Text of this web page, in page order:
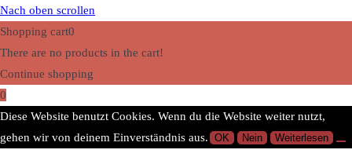
Nach oben scrollen
Shopping cart0
There are no products in the cart!
Continue shopping
0
Diese Website benutzt Cookies. Wenn du die Website weiter nutzt,
gehen wir von deinem Einverständnis aus. OK Nein Weiterlesen